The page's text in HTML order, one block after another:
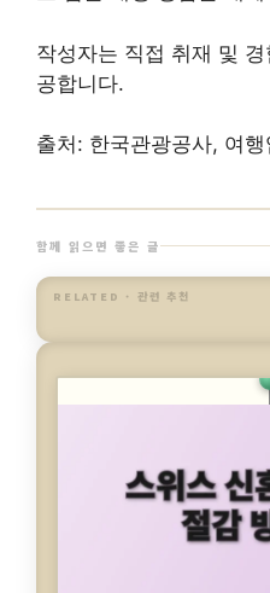
공합니다.
RELATED · 관련 추천